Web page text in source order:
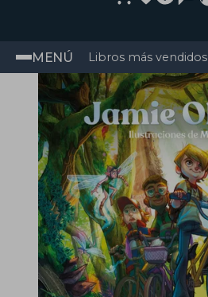
MENÚ Libros más vendidos